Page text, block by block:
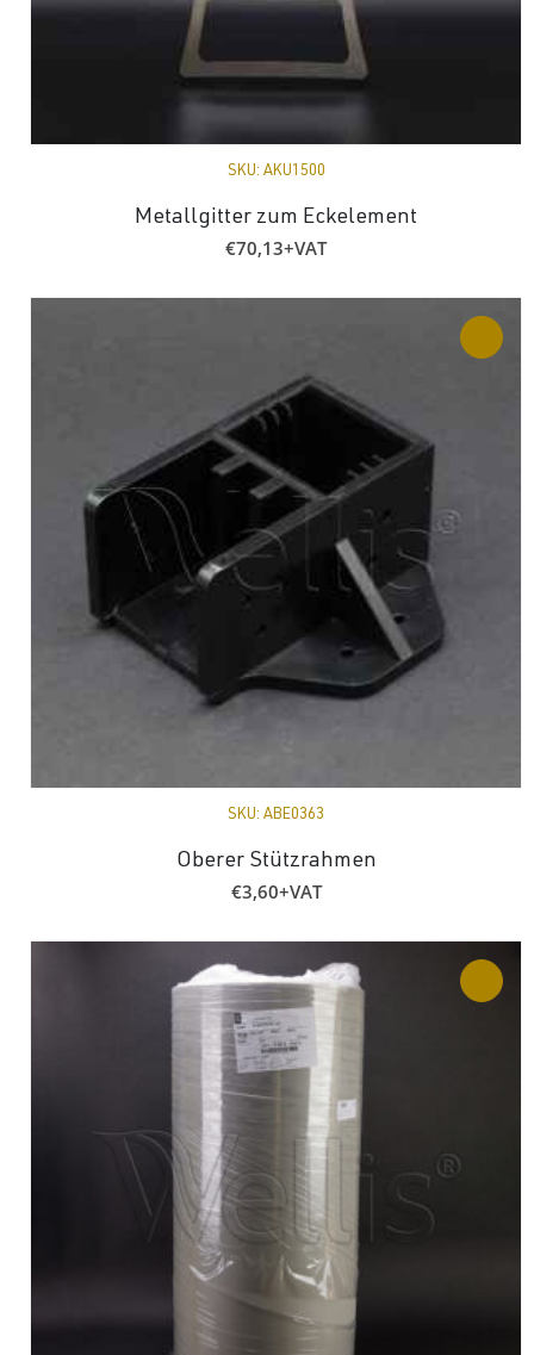
SKU: AKU1500
Metallgitter zum Eckelement
€70,13+VAT
SKU: ABE0363
Oberer Stützrahmen
€3,60+VAT